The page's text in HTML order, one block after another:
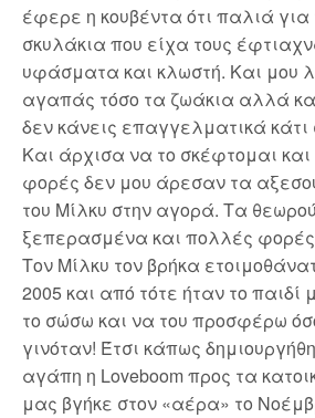
έφερε η κουβέντα ότι παλιά
σκυλάκια που είχα τους
υφάσματα και κλωστή. Και μου
αγαπάς τόσο τα ζωάκια αλλά
δεν κάνεις επαγγελματικά κάτι
Και άρχισα να το σκέφτομαι
φορές δεν μου άρεσαν τα
του Μίλκυ στην αγορά. Τα
ξεπερασμένα και πολλές φορές
Τον Μίλκυ τον βρήκα
2005 και από τότε ήταν το
το σώσω και να του προσφέρω
γινόταν! Έτσι κάπως
αγάπη η Loveboom προς τα
μας βγήκε στον «αέρα» το